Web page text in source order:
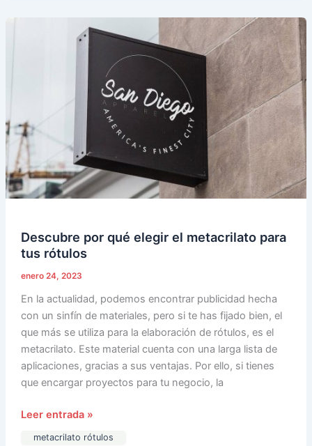
Descubre por qué elegir el metacrilato para
tus rótulos
enero 24, 2023
En la actualidad, podemos encontrar publicidad hecha
con un sinfín de materiales, pero si te has fijado bien, el
que más se utiliza para la elaboración de rótulos, es el
metacrilato. Este material cuenta con una larga lista de
aplicaciones, gracias a sus ventajas. Por ello, si tienes
que encargar proyectos para tu negocio, la
para
tus
rótulos
Leer entrada »
metacrilato rótulos